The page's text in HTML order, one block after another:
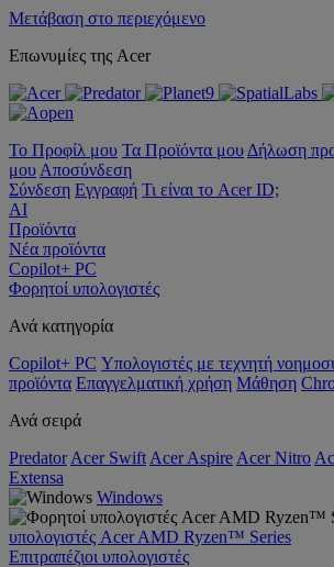
Μετάβαση στο περιεχόμενο
Επωνυμίες της Acer
Το Προφίλ μου Τα Προϊόντα μου Δήλωση
μου Αποσύνδεση
Σύνδεση Εγγραφή Τι είναι το Acer ID;
AI
Προϊόντα
Νέα προϊόντα
Copilot+ PC
Φορητοί υπολογιστές
Ανά κατηγορία
Copilot+ PC Υπολογιστές με τεχνητή
προϊόντα Επαγγελματική χρήση Μάθηση
Ανά σειρά
Predator Acer Swift Acer Aspire Acer Nitro
Extensa
Windows
υπολογιστές Acer AMD Ryzen™ Series
Επιτραπέζιοι υπολογιστές